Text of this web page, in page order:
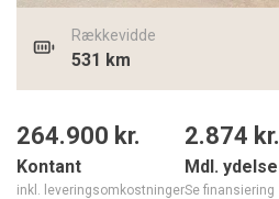
Rækkevidde
531 km
264.900 kr.
Kontant
inkl. leveringsomkostninger
2.874 kr.
Mdl. ydelse
Se finansiering